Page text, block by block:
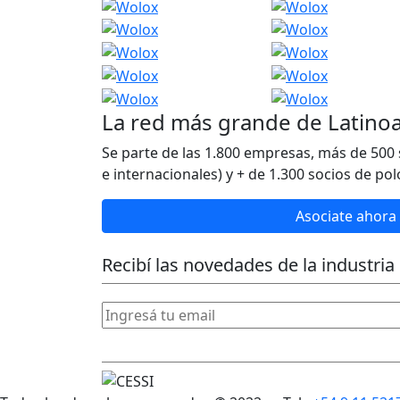
La red más grande de
Se parte de las 1.800 empresas, más de
e internacionales) y + de 1.300 socios de
Asociate ahora
Recibí las novedades de la industria